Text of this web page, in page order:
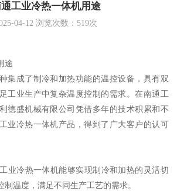
工业冷热一体机用途
04-12浏览次数： 519次
途
集成了制冷和加热功能的温控设备，具有双
工业生产中复杂温度控制的需求。在南通工
德盛机械有限公司凭借多年的技术积累和不
业冷热一体机产品，得到了广大客户的认可
业冷热一体机能够实现制冷和加热的灵活切
温度，满足不同生产工艺的需求。